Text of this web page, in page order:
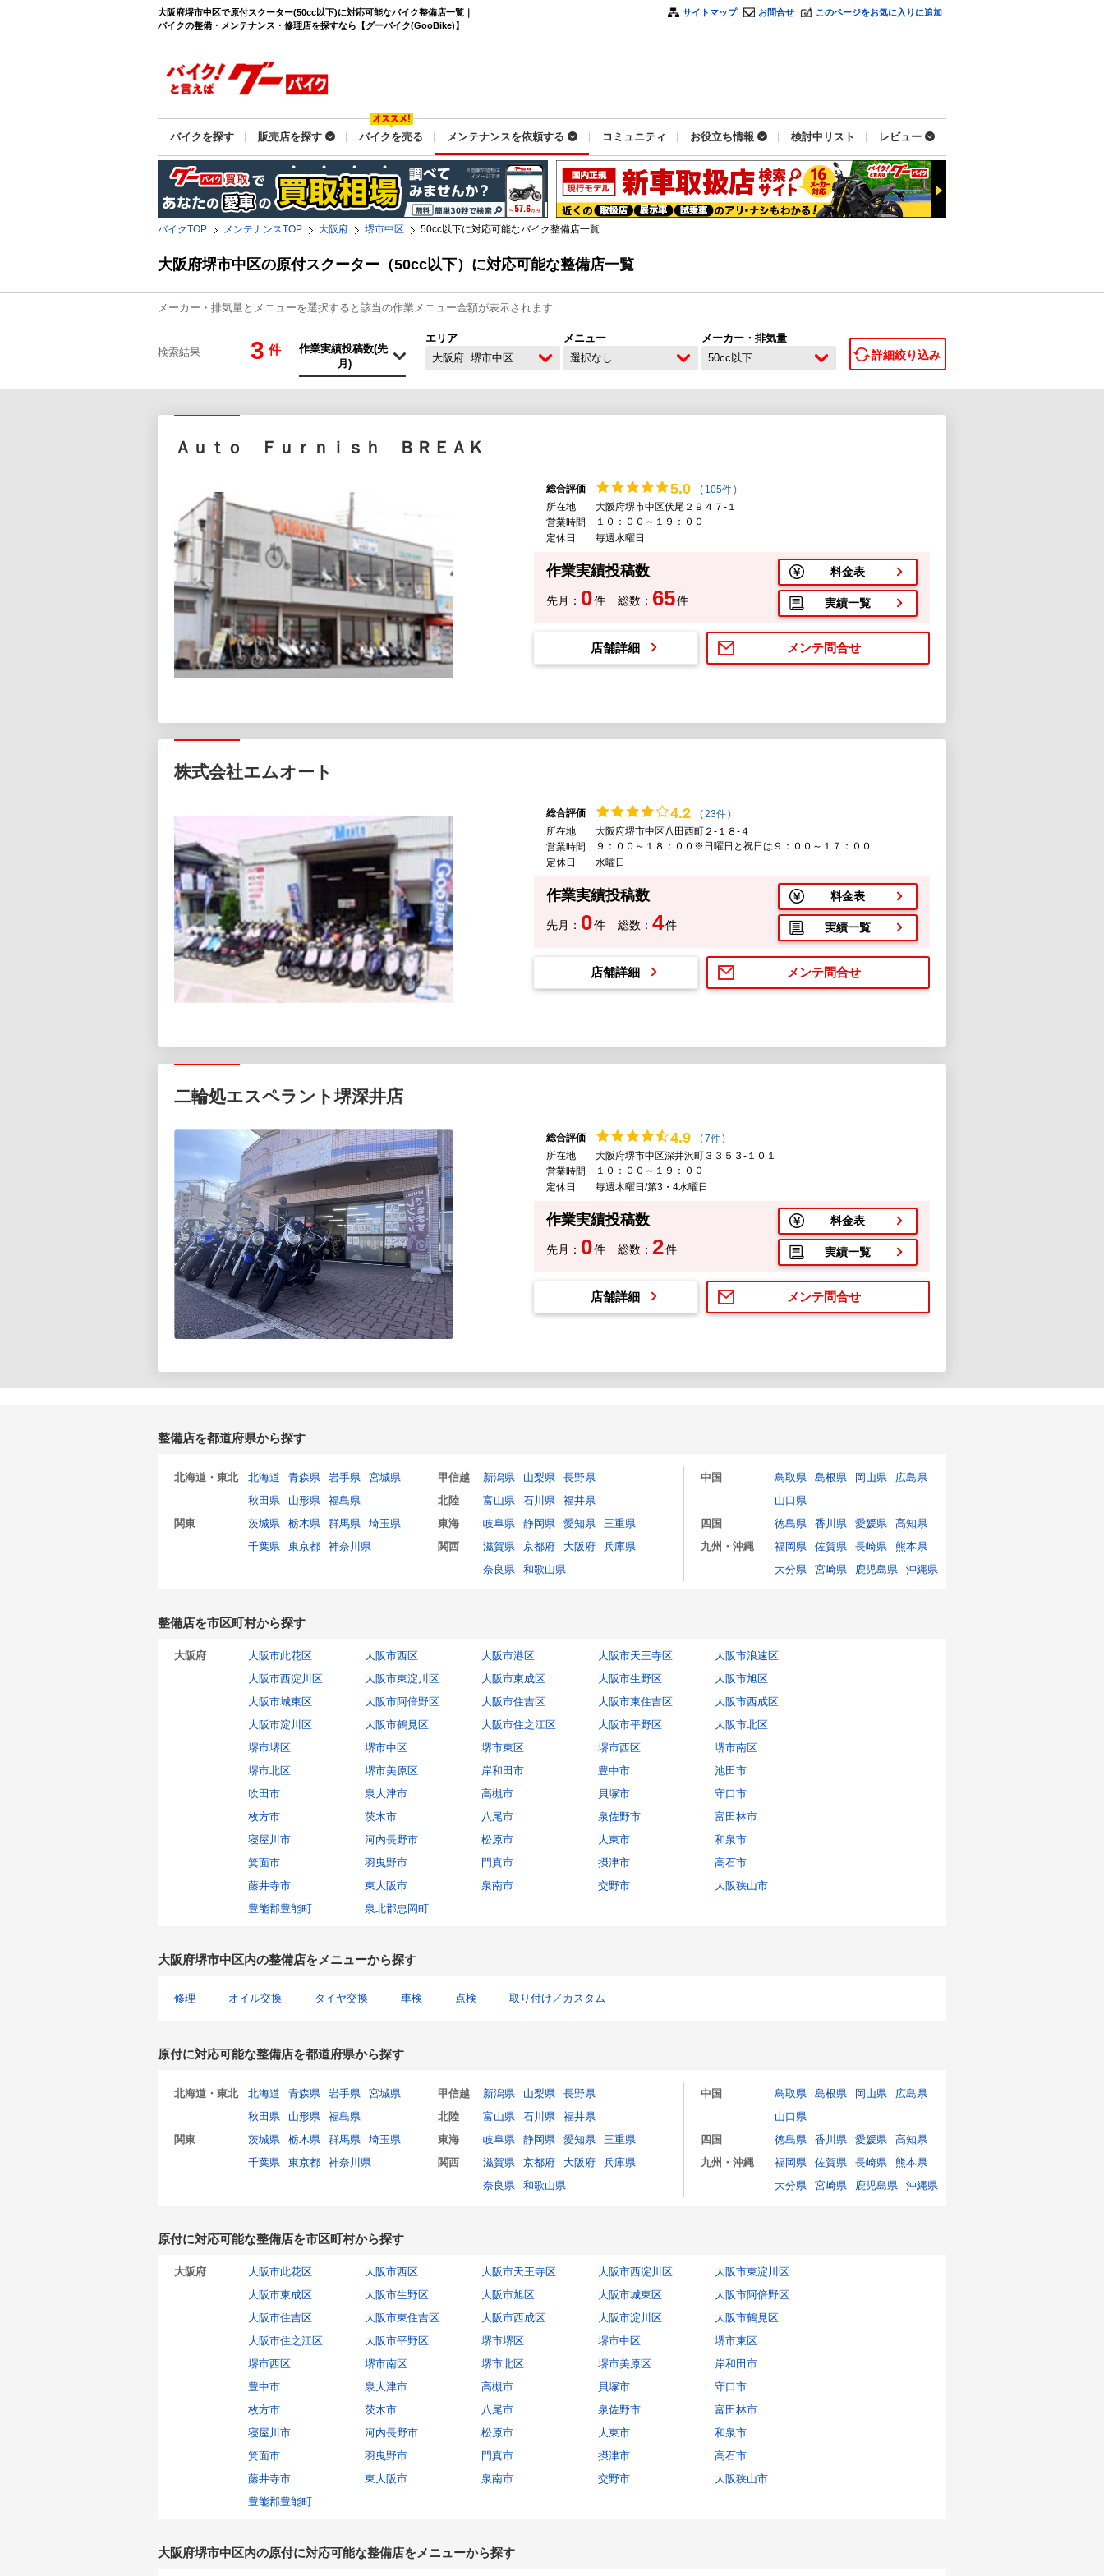
大阪府堺市中区で原付スクーター(50cc以下)に対応可能なバイク整備店一覧｜
バイクの整備・メンテナンス・修理店を探すなら【グーバイク(GooBike)】
サイトマップ お問合せ このページをお気に入りに追加
バイクを探す 販売店を探す バイクを売る メンテナンスを依頼する コミュニティ お役立ち情報 検討中リスト レビュー
バイクTOP メンテナンスTOP 大阪府 堺市中区 50cc以下に対応可能なバイク整備店一覧
大阪府堺市中区の原付スクーター（50cc以下）に対応可能な整備店一覧
メーカー・排気量とメニューを選択すると該当の作業メニュー金額が表示されます
検索結果 3 件
エリア
大阪府 堺市中区
メニュー
選択なし
メーカー・排気量
50cc以下
詳細絞り込み
Ａｕｔｏ Ｆｕｒｎｉｓｈ ＢＲＥＡＫ
総合評価 5.0 ( 105件)
所在地
大阪府堺市中区伏尾２９４７-１
営業時間
１０：００～１９：００
定休日
毎週水曜日
作業実績投稿数
先月： 0件 総数： 65件
料金表
実績一覧
メンテ問合せ
店舗詳細
株式会社エムオート
総合評価 4.2 (23件)
所在地
大阪府堺市中区八田西町２-１８-４
営業時間
９：００～１８：００※日曜日と祝日は９：００～１７：００
定休日
水曜日
作業実績投稿数
先月： 0件 総数： 4件
料金表
実績一覧
メンテ問合せ
店舗詳細
二輪処エスペラント堺深井店
総合評価 4.9 (7件)
所在地
大阪府堺市中区深井沢町３３５３-１０１
営業時間
１０：００～１９：００
定休日
毎週木曜日/第3・4水曜日
作業実績投稿数
先月： 0件 総数： 2件
料金表
実績一覧
メンテ問合せ
店舗詳細
整備店を都道府県から探す
北海道・東北 北海道 青森県 岩手県
宮城県
秋田県
山形県
福島県
関東
茨城県 栃木県 群馬県
埼玉県
千葉県
東京都 神奈川県
甲信越 新潟県 山梨県
長野県
北陸
富山県 石川県
福井県
東海
岐阜県 静岡県 愛知県
三重県
関西
滋賀県 京都府 大阪府
兵庫県
奈良県
和歌山県
中国 鳥取県 島根県 岡山県
広島県
山口県
四国
徳島県 香川県 愛媛県
高知県
九州・沖縄
福岡県 佐賀県 長崎県
熊本県
大分県
宮崎県 鹿児島県 沖縄県
整備店を市区町村から探す
大阪府 大阪市此花区 大阪市西区 大阪市港区 大阪市天王寺区
大阪市浪速区
大阪市西淀川区
大阪市東淀川区 大阪市東成区 大阪市生野区
大阪市旭区
大阪市城東区
大阪市阿倍野区 大阪市住吉区 大阪市東住吉区
大阪市西成区
大阪市淀川区
大阪市鶴見区 大阪市住之江区 大阪市平野区
大阪市北区
堺市堺区
堺市中区 堺市東区 堺市西区
堺市南区
堺市北区
堺市美原区 岸和田市 豊中市
池田市
吹田市
泉大津市 高槻市 貝塚市
守口市
枚方市
茨木市 八尾市 泉佐野市
富田林市
寝屋川市
河内長野市 松原市 大東市
和泉市
箕面市
羽曳野市 門真市 摂津市
高石市
藤井寺市
東大阪市 泉南市 交野市
大阪狭山市
豊能郡豊能町
泉北郡忠岡町
大阪府堺市中区内の整備店をメニューから探す
修理 オイル交換 タイヤ交換 車検 点検 取り付け／カスタム
原付に対応可能な整備店を都道府県から探す
北海道・東北 北海道 青森県 岩手県
宮城県
秋田県
山形県
福島県
関東
茨城県 栃木県 群馬県
埼玉県
千葉県
東京都 神奈川県
甲信越 新潟県 山梨県
長野県
北陸
富山県 石川県
福井県
東海
岐阜県 静岡県 愛知県
三重県
関西
滋賀県 京都府 大阪府
兵庫県
奈良県
和歌山県
中国 鳥取県 島根県 岡山県
広島県
山口県
四国
徳島県 香川県 愛媛県
高知県
九州・沖縄
福岡県 佐賀県 長崎県
熊本県
大分県
宮崎県 鹿児島県 沖縄県
原付に対応可能な整備店を市区町村から探す
大阪府 大阪市此花区 大阪市西区 大阪市天王寺区 大阪市西淀川区
大阪市東淀川区
大阪市東成区
大阪市生野区 大阪市旭区 大阪市城東区
大阪市阿倍野区
大阪市住吉区
大阪市東住吉区 大阪市西成区 大阪市淀川区
大阪市鶴見区
大阪市住之江区
大阪市平野区 堺市堺区 堺市中区
堺市東区
堺市西区
堺市南区 堺市北区 堺市美原区
岸和田市
豊中市
泉大津市 高槻市 貝塚市
守口市
枚方市
茨木市 八尾市 泉佐野市
富田林市
寝屋川市
河内長野市 松原市 大東市
和泉市
箕面市
羽曳野市 門真市 摂津市
高石市
藤井寺市
東大阪市 泉南市 交野市
大阪狭山市
豊能郡豊能町
大阪府堺市中区内の原付に対応可能な整備店をメニューから探す